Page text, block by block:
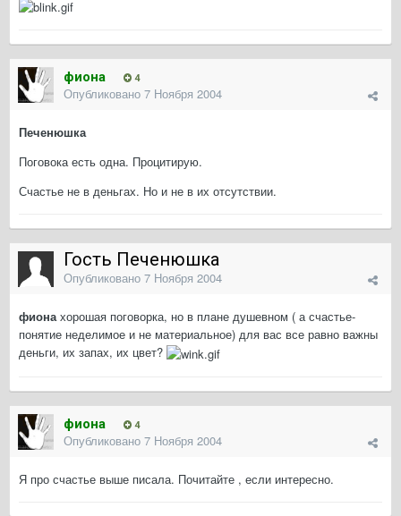
фиона 4
Опубликовано 7 Ноября 2004
Печенюшка
Поговока есть одна. Процитирую.
Счастье не в деньгах. Но и не в их отсутствии.
Гость Печенюшка
Опубликовано 7 Ноября 2004
фионахорошая поговорка, но в плане душевном ( а счастье-
понятие неделимое и не материальное) для вас все равно важны
деньги, их запах, их цвет?
фиона 4
Опубликовано 7 Ноября 2004
Я про счастье выше писала. Почитайте , если интересно.